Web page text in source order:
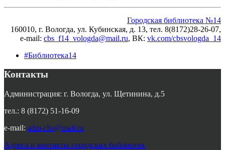
Городская библиотека №14
160010, г. Вологда, ул. Кубинская, д. 13, тел. 8(8172)28-26-07,
e-mail: cbs_f14_vologda@mail.ru, ВК: vk.com/cbsvologda_14
#Библиотека14
Контакты
Администрация: г. Вологда, ул. Щетинина, д.5
тел.: 8 (8172) 51-16-09
e-mail: adm-cbs@mail.ru
Адреса и контакты городских библиотек